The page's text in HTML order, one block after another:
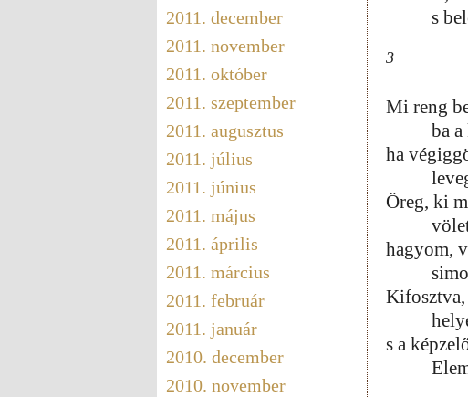
s
3
Mi reng
ba
ha
Öreg, ki
hagyom,
s a
2011. december
2011. november
2011. október
2011. szeptember
2011. augusztus
2011. július
2011. június
2011. május
2011. április
2011. március
2011. február
2011. január
2010. december
2010. november